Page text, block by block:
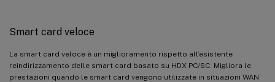
Smart card veloce
La smart card veloce è un miglioramento rispetto all’esistente
reindirizzamento delle smart card basato su HDX PC/SC. Migliora le
prestazioni quando le smart card vengono utilizzate in situazioni WAN